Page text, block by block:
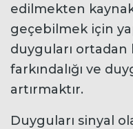
edilmekten
geçebilmek için
duyguları ortadan
farkındalığı ve
artırmaktır.
Duyguları sinyal